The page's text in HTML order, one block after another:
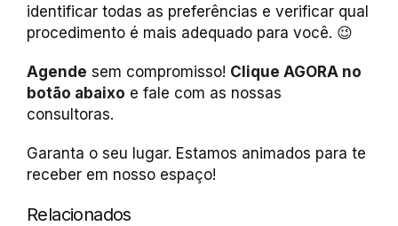
identificar todas as preferências e verificar qual
procedimento é mais adequado para você. 😉
Agende sem compromisso! Clique AGORA no
botão abaixo e fale com as nossas
consultoras.
Garanta o seu lugar. Estamos animados para te
receber em nosso espaço!
Relacionados